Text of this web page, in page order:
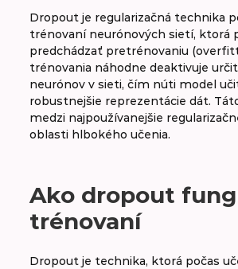
P R S T V W
Z
Dataset
Decision tree
Dropout je regularizačná technika
trénovaní neurónových sietí, ktorá
predchádzať pretrénovaniu
trénovania náhodne deaktivuje
neurónov v sieti, čím núti model
robustnejšie reprezentácie dát.
medzi najpoužívanejšie
oblasti hlbokého učenia.
Ako dropout
trénovaní
Dropout je technika, ktorá počas